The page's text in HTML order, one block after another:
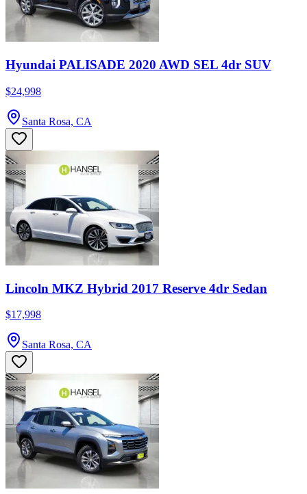
Hyundai PALISADE 2020 AWD SEL 4dr SUV
$24,998
Santa Rosa, CA
Lincoln MKZ Hybrid 2017 Reserve 4dr Sedan
$17,998
Santa Rosa, CA